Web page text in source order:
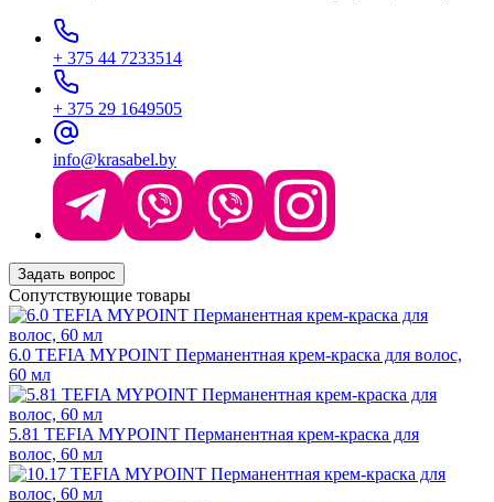
+ 375 44 7233514
+ 375 29 1649505
info@krasabel.by
Задать вопрос
Сопутствующие товары
6.0 TEFIA MYPOINT Перманентная крем-краска для волос,
60 мл
5.81 TEFIA MYPOINT Перманентная крем-краска для
волос, 60 мл